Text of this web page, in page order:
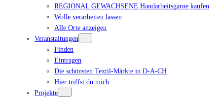
REGIONAL GEWACHSENE Handarbeitsgarne kaufen
Wolle verarbeiten lassen
Alle Orte anzeigen
Veranstaltungen
Finden
Eintragen
Die schönsten Textil-Märkte in D-A-CH
Hier triffst du mich
Projekte